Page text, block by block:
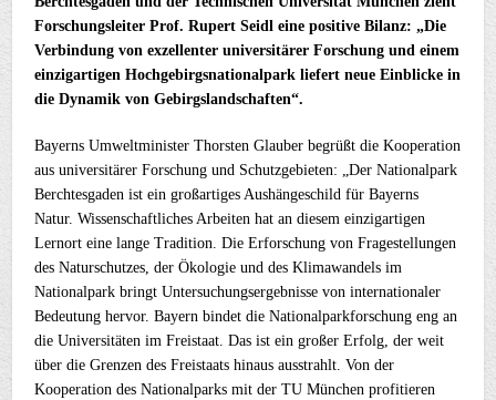
Forschungsleiter Prof. Rupert Seidl eine positive Bilanz: „Die
Verbindung von exzellenter universitärer Forschung und einem
einzigartigen Hochgebirgsnationalpark liefert neue Einblicke in
die Dynamik von Gebirgslandschaften“.
Bayerns Umweltminister Thorsten Glauber begrüßt die Kooperation
aus universitärer Forschung und Schutzgebieten: „Der Nationalpark
Berchtesgaden ist ein großartiges Aushängeschild für Bayerns
Natur. Wissenschaftliches Arbeiten hat an diesem einzigartigen
Lernort eine lange Tradition. Die Erforschung von Fragestellungen
des Naturschutzes, der Ökologie und des Klimawandels im
Nationalpark bringt Untersuchungsergebnisse von internationaler
Bedeutung hervor. Bayern bindet die Nationalparkforschung eng an
die Universitäten im Freistaat. Das ist ein großer Erfolg, der weit
über die Grenzen des Freistaats hinaus ausstrahlt. Von der
Kooperation des Nationalparks mit der TU München profitieren